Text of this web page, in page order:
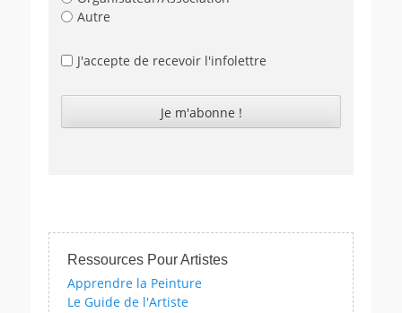
Autre
J'accepte de recevoir l'infolettre
Ressources Pour Artistes
Apprendre la Peinture
Le Guide de l'Artiste